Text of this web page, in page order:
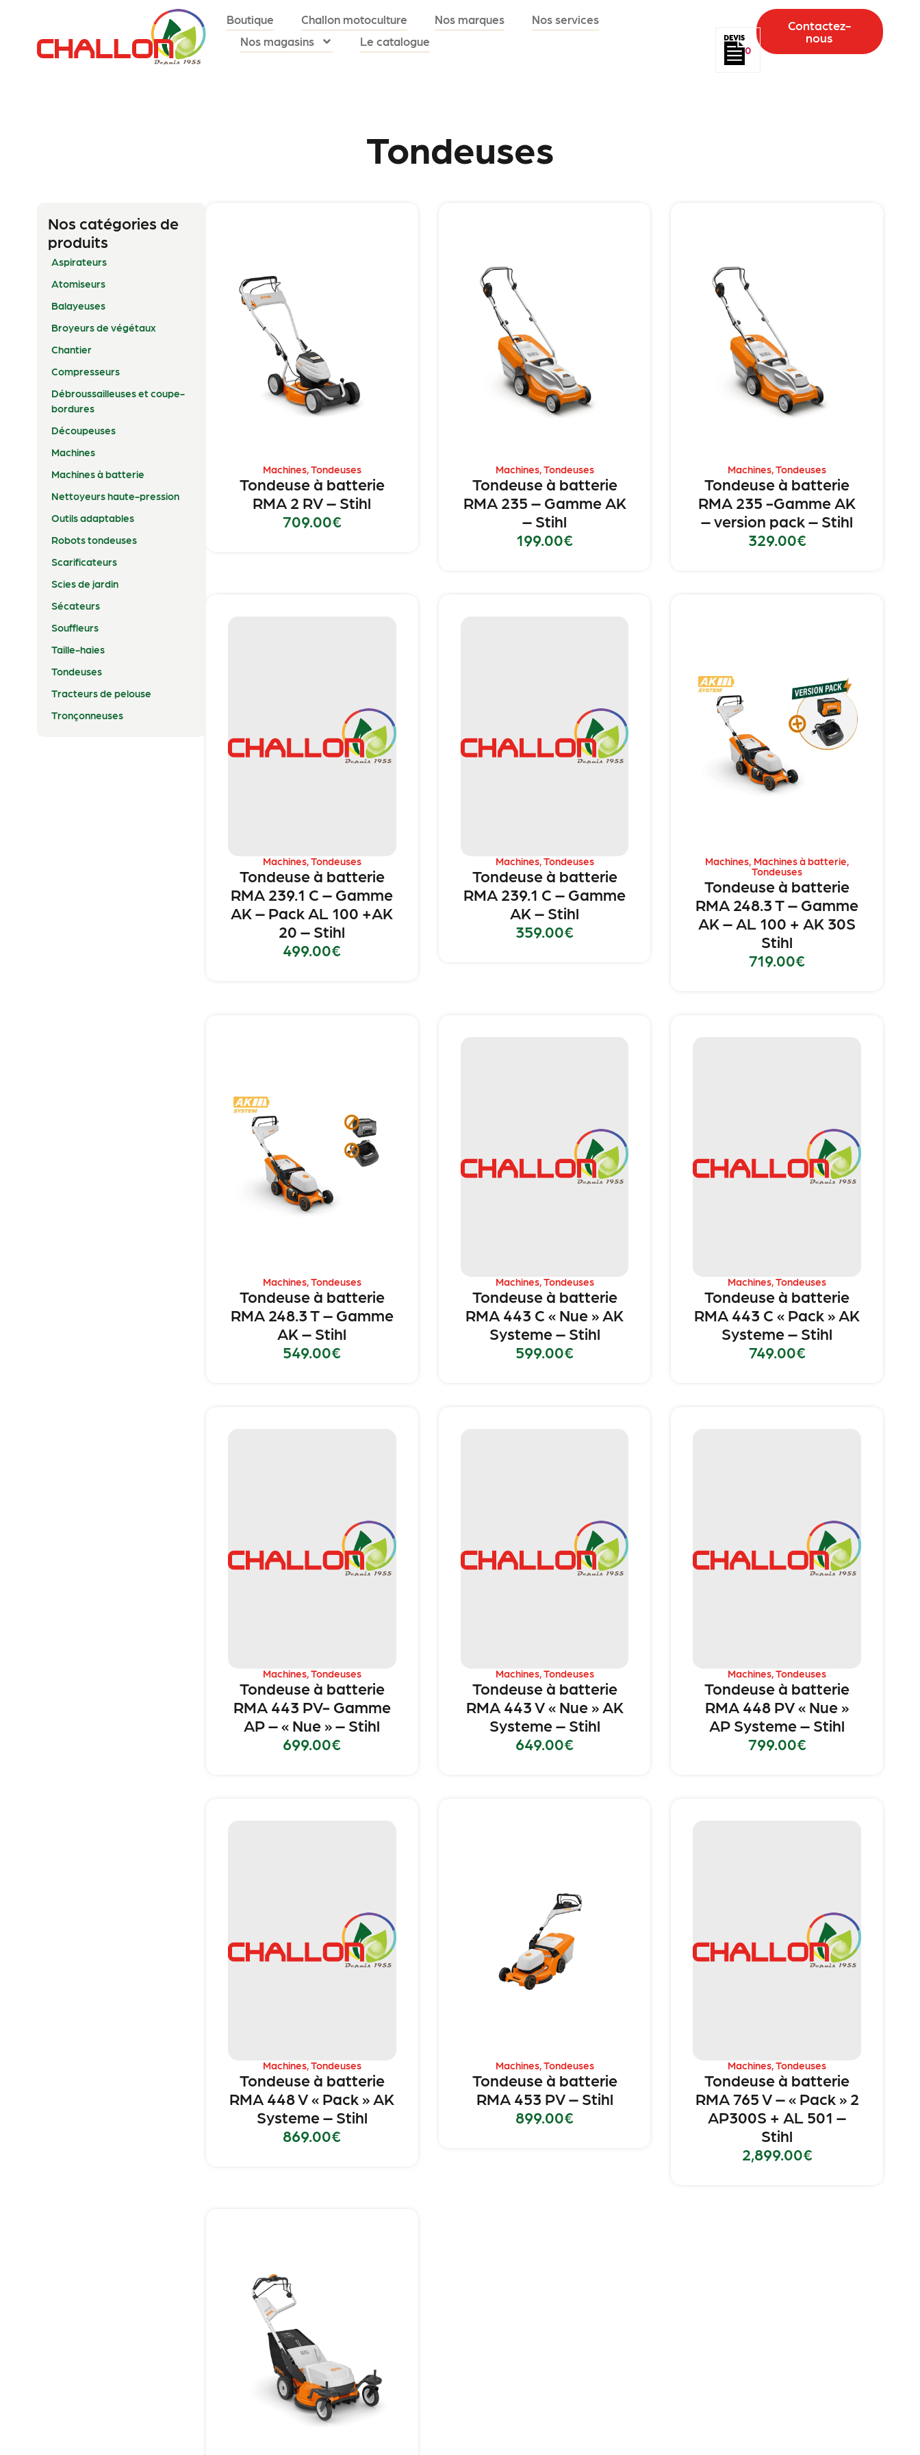
Boutique Challon motoculture Nos marques
Nos services
Nos magasins
Le catalogue
0
Contactez-
nous
Tondeuses
Nos catégories de
produits
Aspirateurs
Atomiseurs
Balayeuses
Broyeurs de végétaux
Chantier
Compresseurs
Débroussailleuses et coupe-
bordures
Découpeuses
Machines
Machines à batterie
Nettoyeurs haute-pression
Outils adaptables
Robots tondeuses
Scarificateurs
Scies de jardin
Sécateurs
Souffleurs
Taille-haies
Tondeuses
Tracteurs de pelouse
Tronçonneuses
Machines, Tondeuses
Tondeuse à batterie
RMA 2 RV – Stihl
709.00€
Machines, Tondeuses
Tondeuse à batterie
RMA 235 – Gamme AK
– Stihl
199.00€
Machines ,Tondeuses
Tondeuse à batterie
RMA 235 -Gamme AK
– version pack – Stihl
329.00€
Machines, Tondeuses
Tondeuse à batterie
RMA 239.1 C – Gamme
AK – Pack AL 100 +AK
20 – Stihl
499.00€
Machines, Tondeuses
Tondeuse à batterie
RMA 239.1 C – Gamme
AK – Stihl
359.00€
Machines, Machines à batterie
Tondeuses
Tondeuse à batterie
RMA 248.3 T – Gamme
AK – AL 100 + AK 30S
Stihl
719.00€
Machines, Tondeuses
Tondeuse à batterie
RMA 248.3 T – Gamme
AK – Stihl
549.00€
Machines, Tondeuses
Tondeuse à batterie
RMA 443 C « Nue » AK
Systeme – Stihl
599.00€
Machines ,Tondeuses
Tondeuse à batterie
RMA 443 C « Pack » AK
Systeme – Stihl
749.00€
Machines, Tondeuses
Tondeuse à batterie
RMA 443 PV- Gamme
AP – « Nue » – Stihl
699.00€
Machines, Tondeuses
Tondeuse à batterie
RMA 443 V « Nue » AK
Systeme – Stihl
649.00€
Machines ,Tondeuses
Tondeuse à batterie
RMA 448 PV « Nue »
AP Systeme – Stihl
799.00€
Machines, Tondeuses
Tondeuse à batterie
RMA 448 V « Pack » AK
Systeme – Stihl
869.00€
Machines, Tondeuses
Tondeuse à batterie
RMA 453 PV – Stihl
899.00€
Machines ,Tondeuses
Tondeuse à batterie
RMA 765 V – « Pack » 2
AP300S + AL 501 –
Stihl
2,899.00€